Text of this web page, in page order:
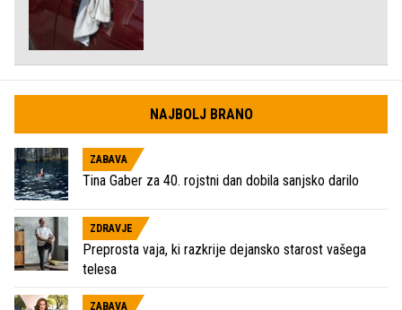
NAJBOLJ BRANO
ZABAVA
Tina Gaber za 40. rojstni dan dobila sanjsko darilo
ZDRAVJE
Preprosta vaja, ki razkrije dejansko starost vašega
telesa
ZABAVA